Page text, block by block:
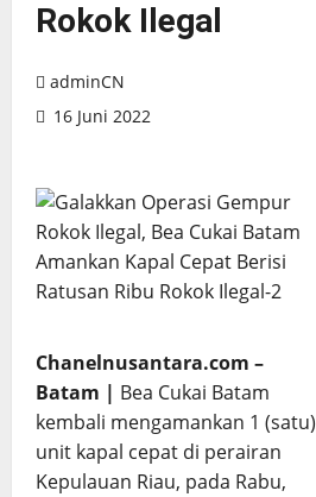
Rokok Ilegal
adminCN
16 Juni 2022
Chanelnusantara.com –
Batam | Bea Cukai Batam
kembali mengamankan 1 (satu)
unit kapal cepat di perairan
Kepulauan Riau, pada Rabu,